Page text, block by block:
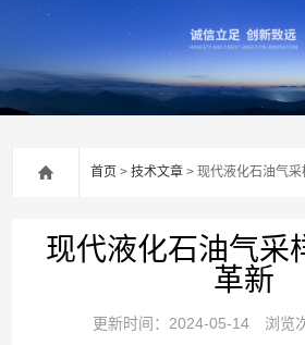
首页 >技术文章 > 现代液化石油气
现代液化石油气采
革新
更新时间：2024-05-14 浏览